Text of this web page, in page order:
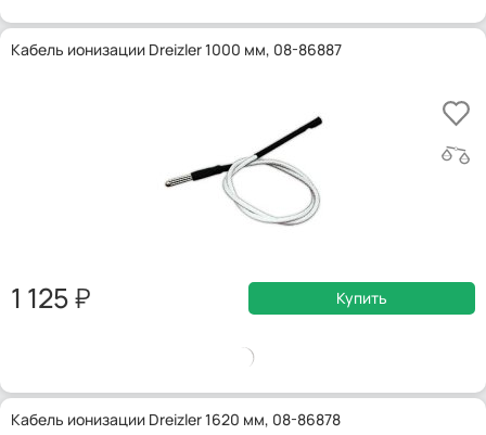
Кабель ионизации Dreizler 1000 мм, 08-86887
1 125 Купить
Кабель ионизации Dreizler 1620 мм, 08-86878